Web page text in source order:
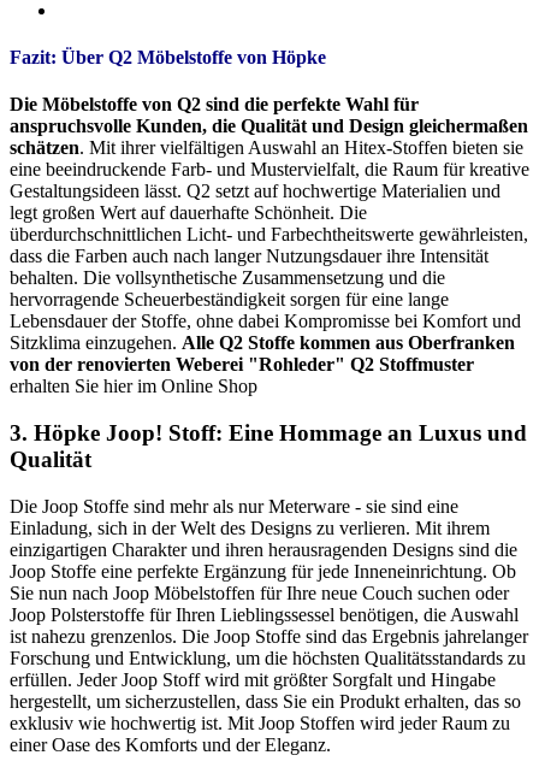
Fazit: Über Q2 Möbelstoffe von Höpke
Die Möbelstoffe von Q2 sind die perfekte Wahl für
anspruchsvolle Kunden, die Qualität und Design gleichermaßen
schätzen. Mit ihrer vielfältigen Auswahl an Hitex-Stoffen bieten sie
eine beeindruckende Farb- und Mustervielfalt, die Raum für kreative
Gestaltungsideen lässt. Q2 setzt auf hochwertige Materialien und
legt großen Wert auf dauerhafte Schönheit. Die
überdurchschnittlichen Licht- und Farbechtheitswerte gewährleisten,
dass die Farben auch nach langer Nutzungsdauer ihre Intensität
behalten. Die vollsynthetische Zusammensetzung und die
hervorragende Scheuerbeständigkeit sorgen für eine lange
Lebensdauer der Stoffe, ohne dabei Kompromisse bei Komfort und
Sitzklima einzugehen. Alle Q2 Stoffe kommen aus Oberfranken
von der renovierten Weberei "Rohleder" Q2 Stoffmuster
erhalten Sie hier im Online Shop
3. Höpke Joop! Stoff: Eine Hommage an Luxus und
Qualität
Die Joop Stoffe sind mehr als nur Meterware - sie sind eine
Einladung, sich in der Welt des Designs zu verlieren. Mit ihrem
einzigartigen Charakter und ihren herausragenden Designs sind die
Joop Stoffe eine perfekte Ergänzung für jede Inneneinrichtung. Ob
Sie nun nach Joop Möbelstoffen für Ihre neue Couch suchen oder
Joop Polsterstoffe für Ihren Lieblingssessel benötigen, die Auswahl
ist nahezu grenzenlos. Die Joop Stoffe sind das Ergebnis jahrelanger
Forschung und Entwicklung, um die höchsten Qualitätsstandards zu
erfüllen. Jeder Joop Stoff wird mit größter Sorgfalt und Hingabe
hergestellt, um sicherzustellen, dass Sie ein Produkt erhalten, das so
exklusiv wie hochwertig ist. Mit Joop Stoffen wird jeder Raum zu
einer Oase des Komforts und der Eleganz.